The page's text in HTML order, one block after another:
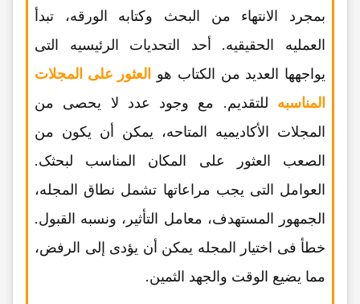
بمجرد الانتهاء من البحث وکتابه الورقه، تبدأ
العملیه الحقیقیه. أحد التحدیات الرئیسیه التی
یواجهها العدید من الکتاب هو
العثور على المجلات
المناسبه للتقدیم. مع وجود عدد لا یحصى من
المجلات الأکادیمیه المتاحه، یمکن أن یکون من
الصعب العثور على المکان المناسب لبحثک.
العوامل التی یجب مراعاتها تشمل نطاق المجله،
الجمهور المستهدف، معامل التأثیر، ونسبه القبول.
خطأ فی اختیار المجله یمکن أن یؤدی إلى الرفض،
مما یضیع الوقت والجهد الثمین.